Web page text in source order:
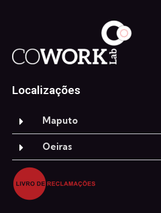
Localizações
Maputo
Oeiras